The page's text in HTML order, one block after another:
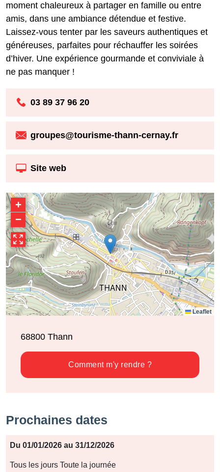
moment chaleureux à partager en famille ou entre
amis, dans une ambiance détendue et festive.
Laissez-vous tenter par les saveurs authentiques et
généreuses, parfaites pour réchauffer les soirées
d’hiver. Une expérience gourmande et conviviale à
ne pas manquer !
03 89 37 96 20
groupes@tourisme-thann-cernay.fr
Site web
+
−
Leaflet
68800 Thann
Comment m'y rendre ?
Prochaines dates
Période
Jours
Du 01/01/2026 au 31/12/2026
Tous les jours Toute la journée